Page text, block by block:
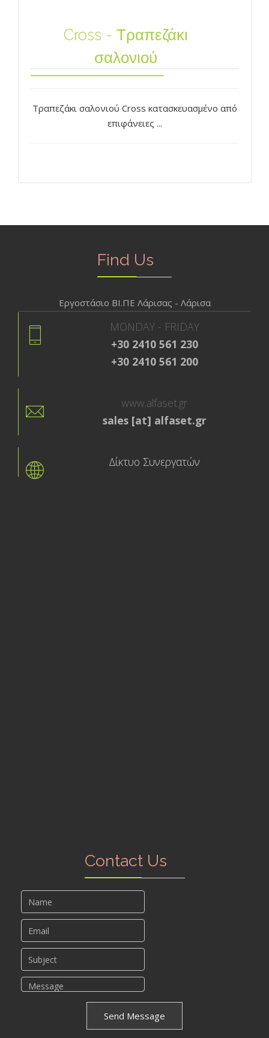
Cross - Τραπεζάκι
σαλονιού
Τραπεζάκι σαλονιού Cross κατασκευασμένo από
επιφάνειες ...
Find Us
Εργοστάσιο ΒΙ.ΠΕ Λάρισας - Λάρισα
MONDAY - FRIDAY
+30 2410 561 230
+30 2410 561 200
www.alfaset.gr
sales [at] alfaset.gr
Δίκτυο Συνεργατών
Contact Us
Send Message